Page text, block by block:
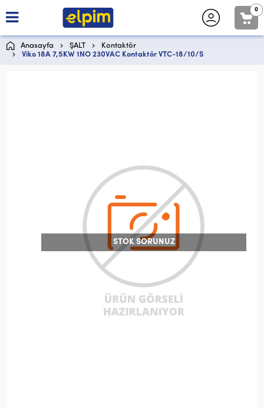
0
Anasayfa ŞALT
Kontaktör
Viko 18A 7,5KW 1NO 230VAC Kontaktör VTC-18/10/S
STOK SORUNUZ